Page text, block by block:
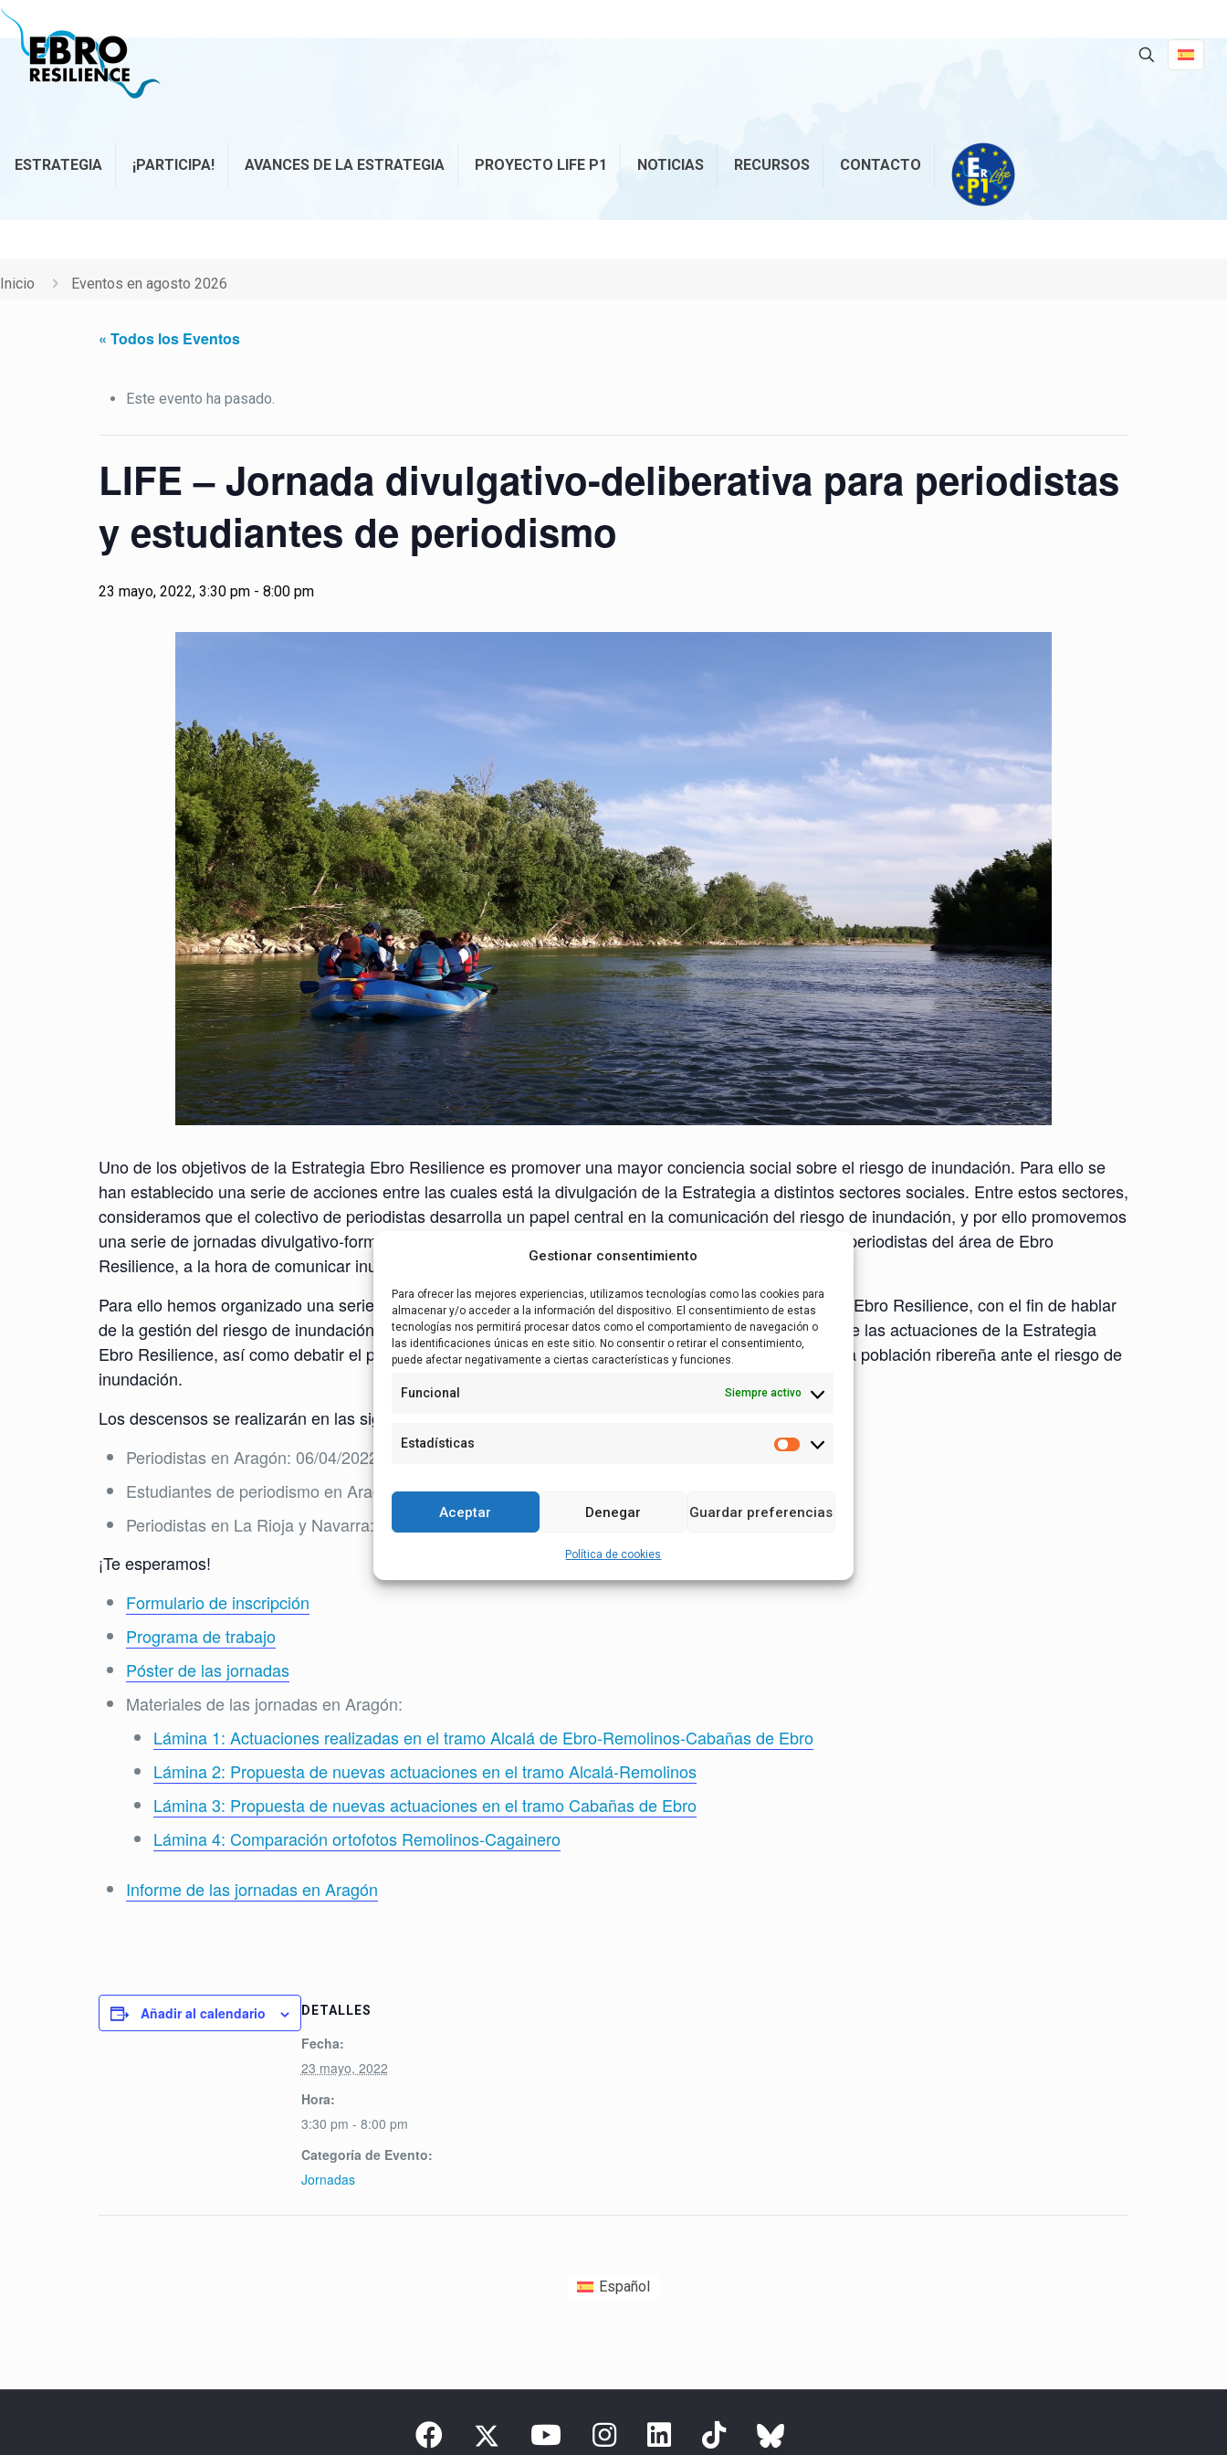
Gestionar consentimiento
Para ofrecer las mejores experiencias, utilizamos tecnologías como las cookies para
almacenar y/o acceder a la información del dispositivo. El consentimiento de estas
tecnologías nos permitirá procesar datos como el comportamiento de navegación o
las identificaciones únicas en este sitio. No consentir o retirar el consentimiento,
puede afectar negativamente a ciertas características y funciones.
Funcional Siempre activo
Estadísticas
Estadísticas
Aceptar Denegar Guardar preferencias
Política de cookies
ESTRATEGIA ¡PARTICIPA! AVANCES DE LA ESTRATEGIA PROYECTO LIFE P1 NOTICIAS RECURSOS CONTACTO
Inicio Eventos en agosto 2026
« Todos los Eventos
Este evento ha pasado.
LIFE – Jornada divulgativo-deliberativa para periodistas
y estudiantes de periodismo
23 mayo, 2022, 3:30 pm- 8:00 pm
Uno de los objetivos de la Estrategia Ebro Resilience es promover una mayor conciencia social sobre el riesgo de inundación. Para ello se
han establecido una serie de acciones entre las cuales está la divulgación de la Estrategia a distintos sectores sociales. Entre estos sectores,
consideramos que el colectivo de periodistas desarrolla un papel central en la comunicación del riesgo de inundación, y por ello promovemos
una serie de jornadas divulgativo-formativas, con el objetivo de mejorar la preparación del colectivo de periodistas del área de Ebro
Resilience, a la hora de comunicar inundaciones.
Para ello hemos organizado una serie de descensos interpretativos por el cauce del río Ebro en el área Ebro Resilience, con el fin de hablar
de la gestión del riesgo de inundación y los principios de la estrategia Ebro Resilience, visitar algunas de las actuaciones de la Estrategia
Ebro Resilience, así como debatir el potencial de los medios de comunicación para la capacitación de la población ribereña ante el riesgo de
inundación.
Los descensos se realizarán en las siguientes fechas y tramos, en horario de 15.30-20.00h:
Periodistas en Aragón: 06/04/2022 (Ribera Alta del Ebro)
Estudiantes de periodismo en Aragón: 03/05/2022 (Ribera Alta del Ebro)
Periodistas en La Rioja y Navarra: 23/05/2022 (Sotos Alfaro)
¡Te esperamos!
Formulario de inscripción
Programa de trabajo
Póster de las jornadas
Materiales de las jornadas en Aragón:
Lámina 1: Actuaciones realizadas en el tramo Alcalá de Ebro-Remolinos-Cabañas de Ebro
Lámina 2: Propuesta de nuevas actuaciones en el tramo Alcalá-Remolinos
Lámina 3: Propuesta de nuevas actuaciones en el tramo Cabañas de Ebro
Lámina 4: Comparación ortofotos Remolinos-Cagainero
Informe de las jornadas en Aragón
Añadir al calendario DETALLES
Fecha:
23 mayo, 2022
Hora:
3:30 pm - 8:00 pm
Categoría de Evento:
Jornadas
Español